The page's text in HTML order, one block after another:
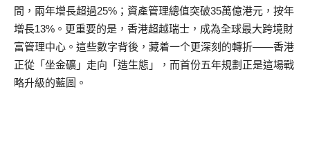
間，兩年增長超過25%；資產管理總值突破35萬億港元，按年
增長13%。更重要的是，香港超越瑞士，成為全球最大跨境財
富管理中心。這些數字背後，藏着一个更深刻的轉折——香港
正從「坐金礦」走向「造生態」，而首份五年規劃正是這場戰
略升級的藍圖。